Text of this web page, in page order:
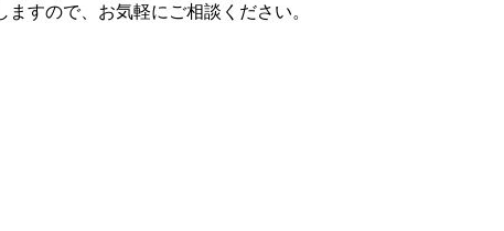
すので、お気軽にご相談ください。